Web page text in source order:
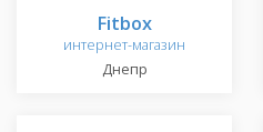
Fitbox
интернет-магазин
Днепр